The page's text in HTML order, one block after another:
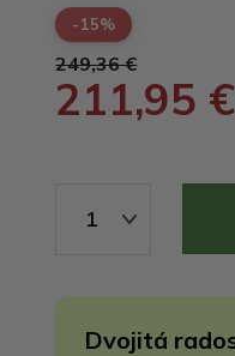
-15%
249,36 €
211,95 €
1
Dvojitá